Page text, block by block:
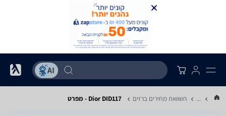
... השוואת מחירים ברזים Dior DID117 - מפרט